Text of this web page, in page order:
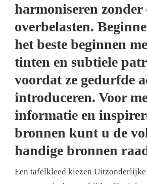
harmoniseren zonder
overbelasten.
het beste beginnen
tinten en subtiele
voordat ze gedurfde
introduceren. Voor
informatie en
bronnen kunt u de
handige bronnen
Een tafelkleed kiezen